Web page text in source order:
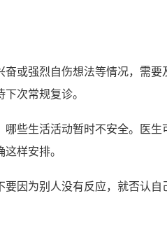
或强烈自伤想法等情况，需要
次常规复诊。
些生活活动暂时不安全。医生
样安排。
因为别人没有反应，就否认自